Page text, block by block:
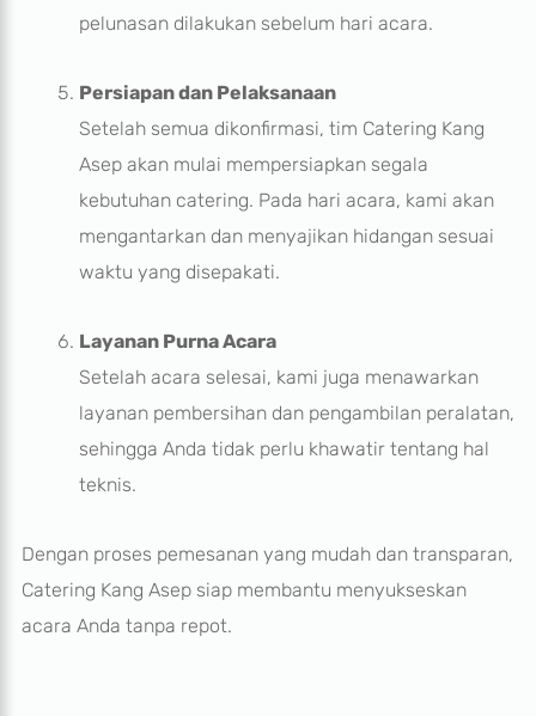
pelunasan dilakukan sebelum hari acara.
Persiapan dan Pelaksanaan
Setelah semua dikonfirmasi, tim Catering Kang
Asep akan mulai mempersiapkan segala
kebutuhan catering. Pada hari acara, kami akan
mengantarkan dan menyajikan hidangan sesuai
waktu yang disepakati.
Layanan Purna Acara
Setelah acara selesai, kami juga menawarkan
layanan pembersihan dan pengambilan peralatan,
sehingga Anda tidak perlu khawatir tentang hal
teknis.
Dengan proses pemesanan yang mudah dan transparan,
Catering Kang Asep siap membantu menyukseskan
acara Anda tanpa repot.